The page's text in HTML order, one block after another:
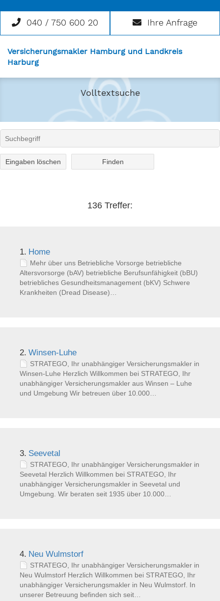
Ihre Anfrage
040 / 750 600 20
Versicherungsmakler Hamburg und Landkreis
Harburg
Volltextsuche
Eingaben löschen
136 Treffer:
1. Home
Mehr über uns Betriebliche Vorsorge betriebliche
Altersvorsorge (bAV) betriebliche Berufsunfähigkeit (bBU)
betriebliches Gesundheitsmanagement (bKV) Schwere
Krankheiten (Dread Disease)…
2. Winsen-Luhe
STRATEGO, Ihr unabhängiger Versicherungsmakler in
Winsen-Luhe Herzlich Willkommen bei STRATEGO, Ihr
unabhängiger Versicherungsmakler aus Winsen – Luhe
und Umgebung Wir betreuen über 10.000…
3. Seevetal
STRATEGO, Ihr unabhängiger Versicherungsmakler in
Seevetal Herzlich Willkommen bei STRATEGO, Ihr
unabhängiger Versicherungsmakler in Seevetal und
Umgebung. Wir beraten seit 1935 über 10.000…
4. Neu Wulmstorf
STRATEGO, Ihr unabhängiger Versicherungsmakler in
Neu Wulmstorf Herzlich Willkommen bei STRATEGO, Ihr
unabhängiger Versicherungsmakler in Neu Wulmstorf. In
unserer Betreuung befinden sich seit…